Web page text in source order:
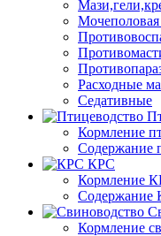
Мочеполовая
Расходные
Седативные
Кормление
Содержание
КРС
Кормление
Содержание
Кормление